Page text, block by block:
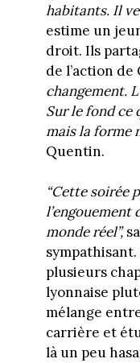
habitants. Il
estime un
droit. Ils
de l’action
changement.
Sur le fond ce
mais la forme
Quentin.
“Cette soirée
l’engouement
monde réel”,
plusieurs
lyonnaise
mélange
carrière et
là un peu